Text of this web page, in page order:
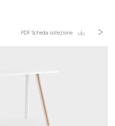
PDF Scheda collezione